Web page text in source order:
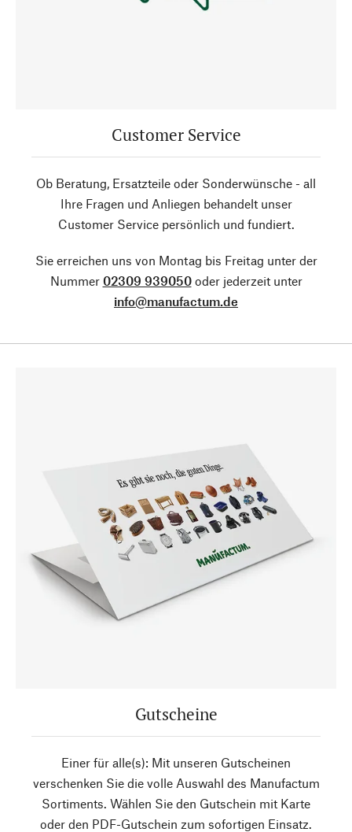
Customer Service
Ob Beratung, Ersatzteile oder Sonderwünsche - all
Ihre Fragen und Anliegen behandelt unser
Customer Service persönlich und fundiert.
Sie erreichen uns von Montag bis Freitag unter der
Nummer 02309 939050oder jederzeit unter
info@manufactum.de
Gutscheine
Einer für alle(s): Mit unseren Gutscheinen
verschenken Sie die volle Auswahl des Manufactum
Sortiments. Wählen Sie den Gutschein mit Karte
oder den PDF-Gutschein zum sofortigen Einsatz.